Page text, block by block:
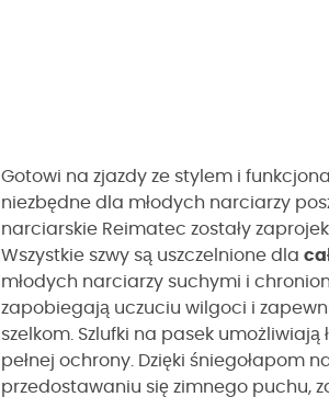
Gotowi na zjazdy ze stylem i
niezbędne dla młodych narciarzy
narciarskie Reimatec zostały
Wszystkie szwy są uszczelnione dla
młodych narciarzy suchymi i
zapobiegają uczuciu wilgoci i
szelkom. Szlufki na pasek
pełnej ochrony. Dzięki śniegołapom
przedostawaniu się zimnego puchu,